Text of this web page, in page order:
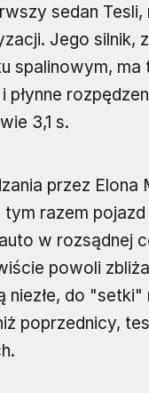
sedan
Jego silnik,
spalinowym,
płynne
3,1 s.
przez Elona
tym razem
w rozsądnej
powoli
niezłe, do
poprzednicy,